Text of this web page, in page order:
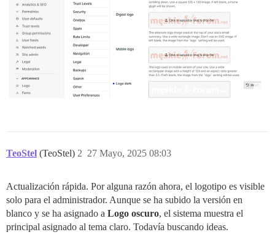
TeoStel (TeoStel) 27 Mayo, 2025 08:03
2
Actualización rápida. Por alguna razón ahora, el logotipo es visible
solo para el administrador. Aunque se ha subido la versión en
blanco y se ha asignado a Logo oscuro, el sistema muestra el
principal asignado al tema claro. Todavía buscando ideas.